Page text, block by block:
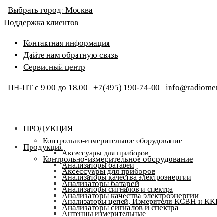
Выбрать город: Москва
Поддержка клиентов
Контактная информация
Дайте нам обратную связь
Сервисный центр
ПН-ПТ с 9.00 до 18.00 +7(495) 190-74-00
ПРОДУКЦИЯ
Контрольно-измерительное оборудование
Аксессуары для приборов
Анализаторы батарей
Анализаторы качества электроэнергии
Анализаторы сигналов и спектра
Анализаторы цепей, Измерители КСВН и
Антенны измерительные
Продукция
Контрольно-измерительное оборудование
Аксессуары для приборов
Анализаторы батарей
Анализаторы качества электроэнергии
Анализаторы сигналов и спектра